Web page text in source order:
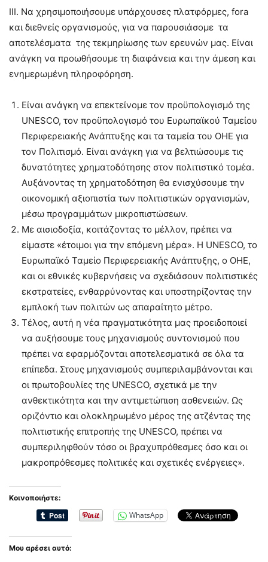
III. Να χρησιμοποιήσουμε υπάρχουσες πλατφόρμες, fora
και διεθνείς οργανισμούς, για να παρουσιάσομε τα
αποτελέσματα της τεκμηρίωσης των ερευνών μας. Είναι
ανάγκη να προωθήσουμε τη διαφάνεια και την άμεση και
ενημερωμένη πληροφόρηση.
Είναι ανάγκη να επεκτείνομε τον προϋπολογισμό της
UNESCO, τον προϋπολογισμό του Ευρωπαϊκού Ταμείου
Περιφερειακής Ανάπτυξης και τα ταμεία του ΟΗΕ για
τον Πολιτισμό. Είναι ανάγκη για να βελτιώσουμε τις
δυνατότητες χρηματοδότησης στον πολιτιστικό τομέα.
Αυξάνοντας τη χρηματοδότηση θα ενισχύσουμε την
οικονομική αξιοπιστία των πολιτιστικών οργανισμών,
μέσω προγραμμάτων μικροπιστώσεων.
Με αισιοδοξία, κοιτάζοντας το μέλλον, πρέπει να
είμαστε «έτοιμοι για την επόμενη μέρα». Η UNESCO, το
Ευρωπαϊκό Ταμείο Περιφερειακής Ανάπτυξης, ο ΟΗΕ,
και οι εθνικές κυβερνήσεις να σχεδιάσουν πολιτιστικές
εκστρατείες, ενθαρρύνοντας και υποστηρίζοντας την
εμπλοκή των πολιτών ως απαραίτητο μέτρο.
Τέλος, αυτή η νέα πραγματικότητα μας προειδοποιεί
να αυξήσουμε τους μηχανισμούς συντονισμού που
πρέπει να εφαρμόζονται αποτελεσματικά σε όλα τα
επίπεδα. Στους μηχανισμούς συμπεριλαμβάνονται και
οι πρωτοβουλίες της UNESCO, σχετικά με την
ανθεκτικότητα και την αντιμετώπιση ασθενειών. Ως
οριζόντιο και ολοκληρωμένο μέρος της ατζέντας της
πολιτιστικής επιτροπής της UNESCO, πρέπει να
συμπεριληφθούν τόσο οι βραχυπρόθεσμες όσο και οι
μακροπρόθεσμες πολιτικές και σχετικές ενέργειες».
Κοινοποιήστε:
WhatsApp
Μου αρέσει αυτό: